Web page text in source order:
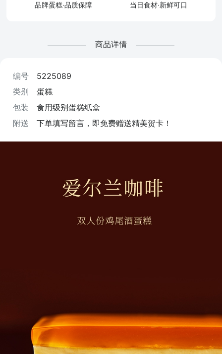
品牌蛋糕·品质保障 当日食材·新鲜可口
商品详情
编号
5225089
类别
蛋糕
包装
食用级别蛋糕纸盒
附送
下单填写留言，即免费赠送精美贺卡！